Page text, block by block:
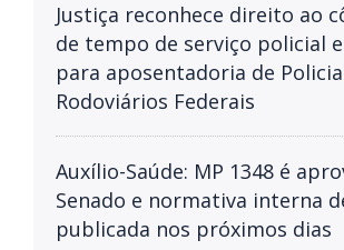
Justiça reconhece direito ao
de tempo de serviço policial
para aposentadoria de
Rodoviários Federais
Auxílio-Saúde: MP 1348 é
Senado e normativa interna
publicada nos próximos dias